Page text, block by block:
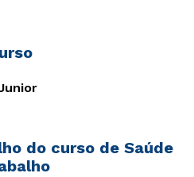
do curso de Saúde